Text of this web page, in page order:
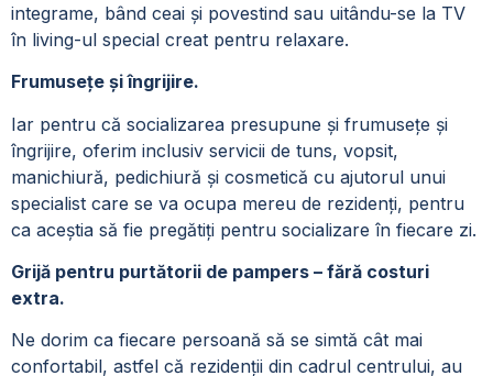
integrame, bând ceai și povestind sau uitându-se la TV
în living-ul special creat pentru relaxare.
Frumusețe și îngrijire.
Iar pentru că socializarea presupune și frumusețe și
îngrijire, oferim inclusiv servicii de tuns, vopsit,
manichiură, pedichiură și cosmetică cu ajutorul unui
specialist care se va ocupa mereu de rezidenți, pentru
ca aceștia să fie pregătiți pentru socializare în fiecare zi.
Grijă pentru purtătorii de pampers – fără costuri
extra.
Ne dorim ca fiecare persoană să se simtă cât mai
confortabil, astfel că rezidenții din cadrul centrului, au